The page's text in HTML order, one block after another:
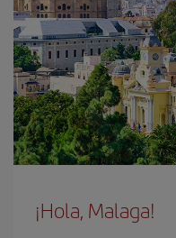
¡Hola, Malaga!